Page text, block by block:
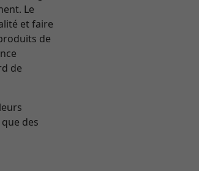
Le
et faire
de
de
des